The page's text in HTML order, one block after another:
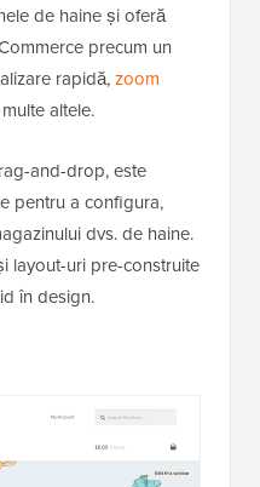
de haine și oferă
precum un
rapidă,zoom
altele.
and-drop, este
pentru a configura,
dvs. de haine.
layout-uri pre-construite
în design.